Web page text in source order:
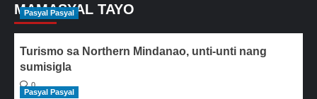
MAMASYAL TAYO
Pasyal Pasyal
Turismo sa Northern Mindanao, unti-unti nang
sumisigla
0
Pasyal Pasyal